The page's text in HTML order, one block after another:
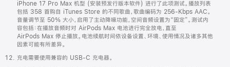
iPhone 17 Pro Max 机型 (安装预发行版本软件) 进行了此项测试。播放列表
包括 358 首购自 iTunes Store 的不同歌曲，歌曲编码为 256-Kbps AAC。
音量调节至 50% 大小，启用了主动降噪功能，空间音频设置为“固定”。测试内
容包括：在播放音频时对 AirPods Max 电池进行完全放电，直至
AirPods Max 停止播放。电池续航时间依设备设置、环境、使用情况及诸多其他
因素可能有所差异。
充电需要使用兼容的 USB-C 充电器。